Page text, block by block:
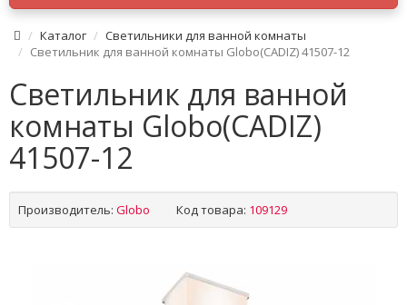
Каталог
Светильники для ванной комнаты
Светильник для ванной комнаты Globo(CADIZ) 41507-12
Светильник для ванной
комнаты Globo(CADIZ)
41507-12
Производитель: Globo Код товара: 109129